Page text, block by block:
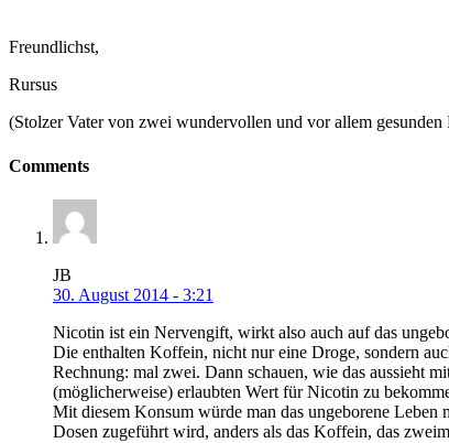
Freundlichst,
Rursus
(Stolzer Vater von zwei wundervollen und vor allem
Comments
JB
30. August 2014 - 3:21
Nicotin ist ein Nervengift, wirkt also auch auf das
Die enthalten Koffein, nicht nur eine Droge, sondern
Rechnung: mal zwei. Dann schauen, wie das aussieht
(möglicherweise) erlaubten Wert für Nicotin zu
Mit diesem Konsum würde man das ungeborene
Dosen zugeführt wird, anders als das Koffein, das